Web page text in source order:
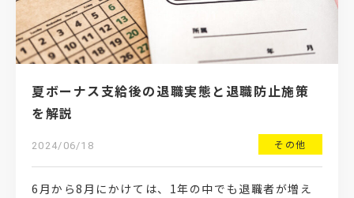
夏ボーナス支給後の退職実態と退職防止施策
を解説
2024/06/18 その他
6月から8月にかけては、1年の中でも退職者が増え